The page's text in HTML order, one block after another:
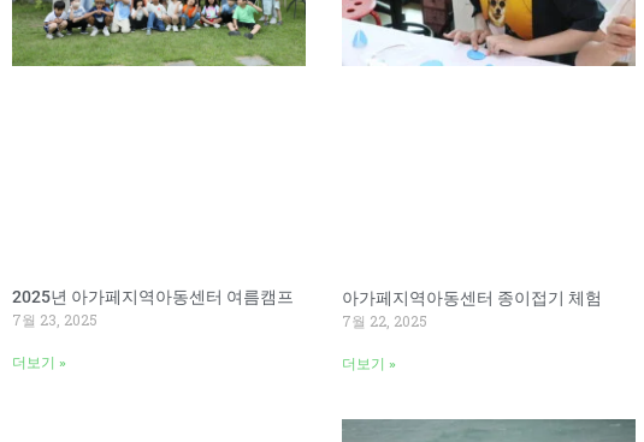
2025년 아가페지역아동센터 여름캠프
7월 23, 2025
더보기 »
아가페지역아동센터 종이접기 체험
7월 22, 2025
더보기 »